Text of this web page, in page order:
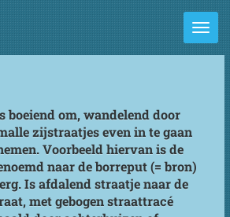
boeiend om, wandelend door
zijstraatjes even in te gaan
Voorbeeld hiervan is de
naar de borreput (= bron)
Is afdalend straatje naar de
met gebogen straattracé